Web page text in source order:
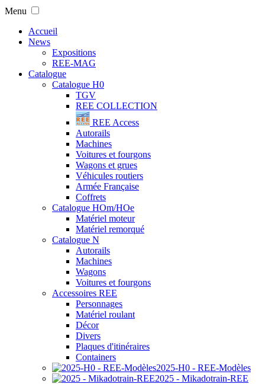
Menu
Accueil
News
Expositions
REE-MAG
Catalogue
Catalogue H0
TGV
REE COLLECTION
REE Access
Autorails
Machines
Voitures et fourgons
Wagons et grues
Véhicules routiers
Armée Française
Coffrets
Catalogue HOm/HOe
Matériel moteur
Matériel remorqué
Catalogue N
Autorails
Machines
Wagons
Voitures et fourgons
Accessoires REE
Personnages
Matériel roulant
Décor
Divers
Plaques d'itinéraires
Containers
2025-H0 - REE-Modèles
2025 - Mikadotrain-REE